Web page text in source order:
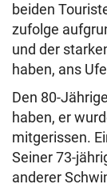
beiden
zufolge
und der
haben, ans
Den 80-
haben, er
mitgerissen.
Seiner 73-
anderer